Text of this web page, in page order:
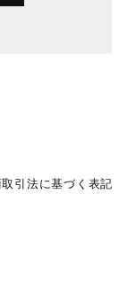
引法に基づく表記